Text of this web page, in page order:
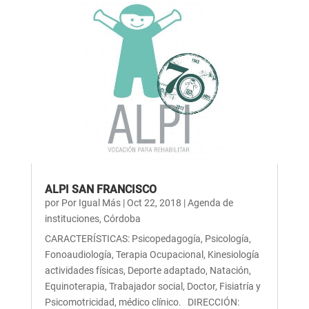
ALPI SAN FRANCISCO
por Por Igual Más|Oct 22, 2018 |Agenda de
instituciones, Córdoba
CARACTERÍSTICAS: Psicopedagogía, Psicología,
Fonoaudiología, Terapia Ocupacional, Kinesiología
actividades físicas, Deporte adaptado, Natación,
Equinoterapia, Trabajador social, Doctor, Fisiatría y
Psicomotricidad, médico clínico. DIRECCIÓN: